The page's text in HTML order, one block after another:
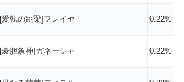
[愛執の跳梁]フレイヤ 0.22%
[豪胆象神]ガネーシャ 0.22%